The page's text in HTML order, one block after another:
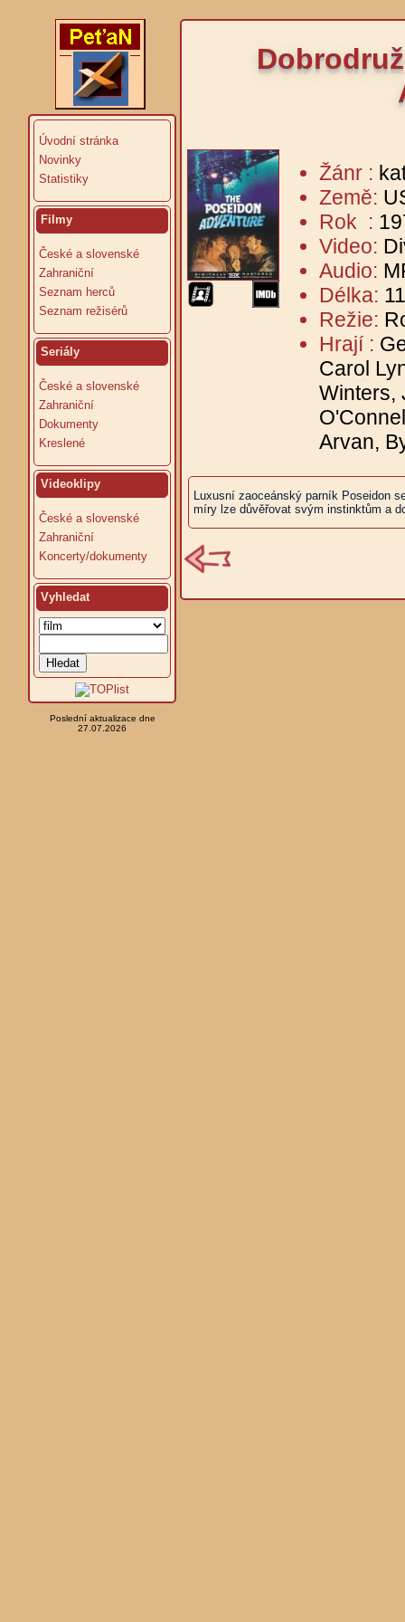
Úvodní stránka
Novinky
Statistiky
Filmy
České a slovenské
Zahraniční
Seznam herců
Seznam režisérů
Seriály
České a slovenské
Zahraniční
Dokumenty
Kreslené
Videoklipy
České a slovenské
Zahraniční
Koncerty/dokumenty
Vyhledat
Poslední aktualizace dne
27.07.2026
Žánr :
Země:
Rok :
Video:
Audio:
Délka:
Režie:
Hrají :
Carol
Winters,
Arvan,
Luxusní zaoceánský parník Poseidon
míry lze důvěřovat svým instinktům a